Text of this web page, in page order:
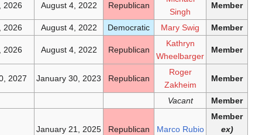
August 4, 2022
August 4, 2026
Mary Swig
Democratic
August 4, 2022
August 4, 2026
Wheelbarger
Republican
August 4, 2022
August 4, 2026
Republican
January 30, 2023
January 30, 2027
Vacant
Marco Rubio
Republican
January 21, 2025
—